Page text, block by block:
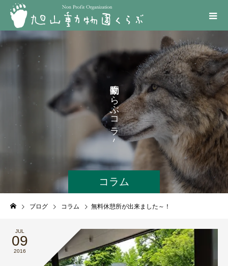
コラム
く
ら
ぶ
コ
ラ
ム
ブログ コラム 無料休憩所が出来ました～！
JUL
09
2016